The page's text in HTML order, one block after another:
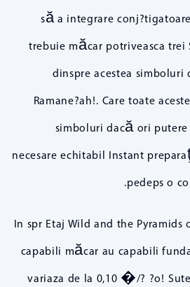
să a integrare
trebuie măcar potriveasca trei
dinspre acestea
Ramane?ah!. Care toate
simboluri dacă ori
necesare echitabil Instant
pedeps o
In spr Etaj Wild and the
capabili măcar au capabili
variaza de la 0,10 �/? ?o!